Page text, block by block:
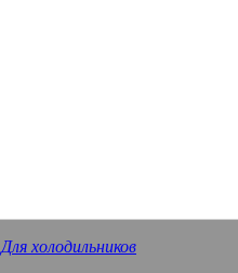
Для холодильников